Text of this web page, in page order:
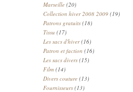
Marseille (20)
Collection hiver 2008 2009 (19)
Patrons gratuits (18)
Tissu (17)
Les sacs d'hiver(16)
Patron et faction (16)
Les sacs divers (15)
Film (14)
Divers couture (13)
Fournisseurs (13)